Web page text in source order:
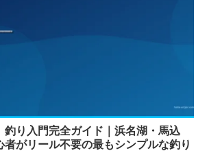
釣り入門完全ガイド｜浜名湖・馬込
者がリール不要の最もシンプルな釣り